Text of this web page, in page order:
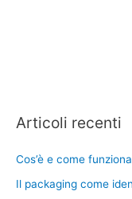
Articoli recenti
Cos’è e come
Il packaging come